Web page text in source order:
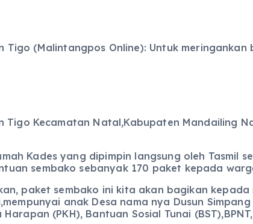
Tigo (Malintangpos Online): Untuk
Tigo Kecamatan Natal,Kabupaten Mandailing
Kades yang dipimpin langsung oleh Tasmil
sembako sebanyak 170 paket kepada
paket sembako ini kita akan bagikan
anak Desa nama nya Dusun
(PKH), Bantuan Sosial Tunai